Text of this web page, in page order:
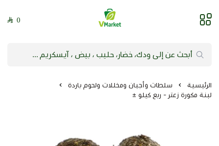
فيلج ماركت | VMarket
0
الرئيسية
سلطات وأجبان ومخللات ولحوم باردة
لبنة مكورة زعتر - ربع كيلو ±